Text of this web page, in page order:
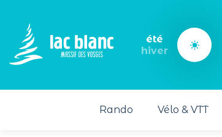
été
hiver
Rando Vélo & VTT